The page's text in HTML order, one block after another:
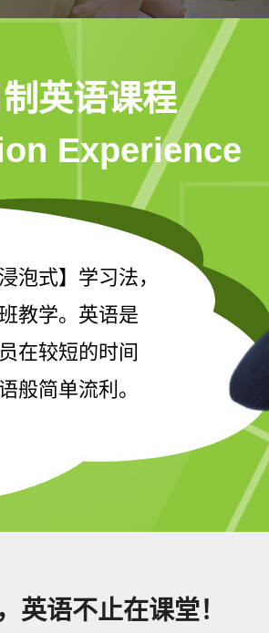
英语课程
Experience
泡式】学习法，
教学。英语是
在较短的时间
般简单流利。
英语不止在课堂！